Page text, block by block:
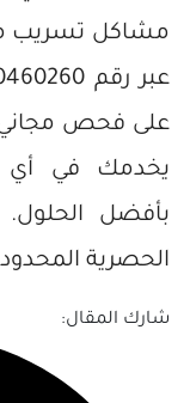
مشاكل تسريب
على فحص
يخدمك في
بأفضل
الحصرية
شارك المقال: